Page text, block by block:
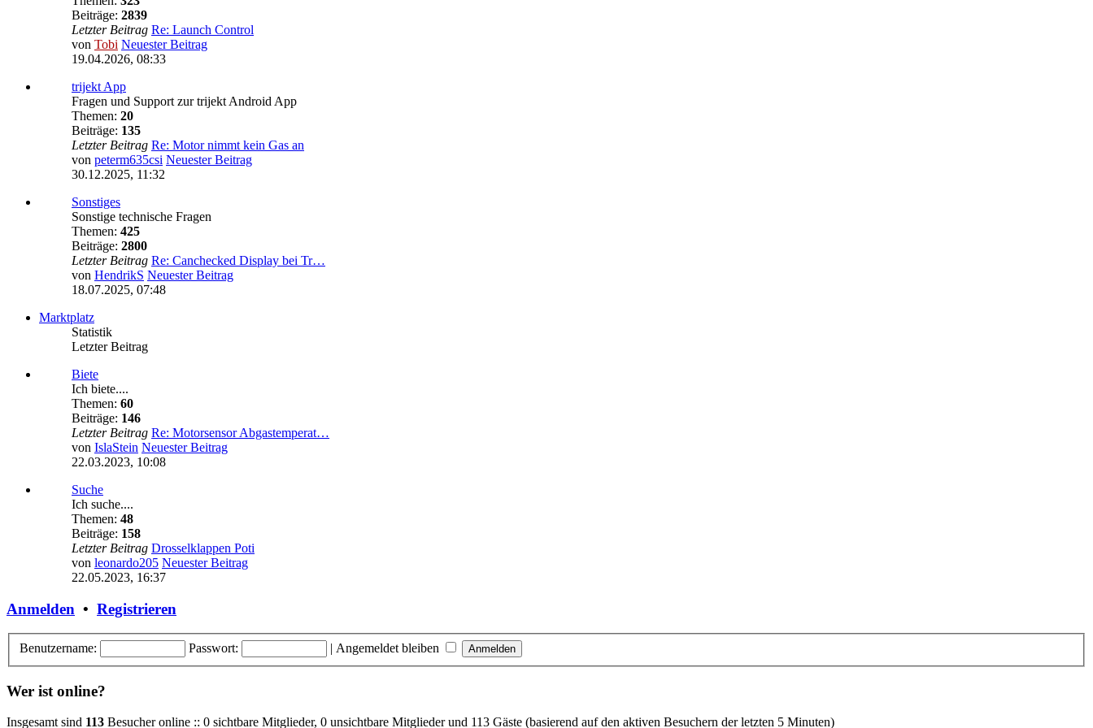
Beiträge: 2839
Letzter Beitrag Re: Launch Control
von Tobi Neuester Beitrag
19.04.2026, 08:33
trijekt App
Fragen und Support zur trijekt Android App
Themen: 20
Beiträge: 135
Letzter Beitrag Re: Motor nimmt kein Gas an
von peterm635csi Neuester Beitrag
30.12.2025, 11:32
Sonstiges
Sonstige technische Fragen
Themen: 425
Beiträge: 2800
Letzter Beitrag Re: Canchecked Display bei Tr…
von HendrikS Neuester Beitrag
18.07.2025, 07:48
Marktplatz
Statistik
Letzter Beitrag
Biete
Ich biete....
Themen: 60
Beiträge: 146
Letzter Beitrag Re: Motorsensor Abgastemperat…
von IslaStein Neuester Beitrag
22.03.2023, 10:08
Suche
Ich suche....
Themen: 48
Beiträge: 158
Letzter Beitrag Drosselklappen Poti
von leonardo205 Neuester Beitrag
22.05.2023, 16:37
Anmelden • Registrieren
Benutzername: Passwort: | Angemeldet bleiben
Wer ist online?
Insgesamt sind 113 Besucher online :: 0 sichtbare Mitglieder, 0 unsichtbare Mitglieder und 113 Gäste (basierend auf den aktiven Besuchern der letzten 5 Minuten)